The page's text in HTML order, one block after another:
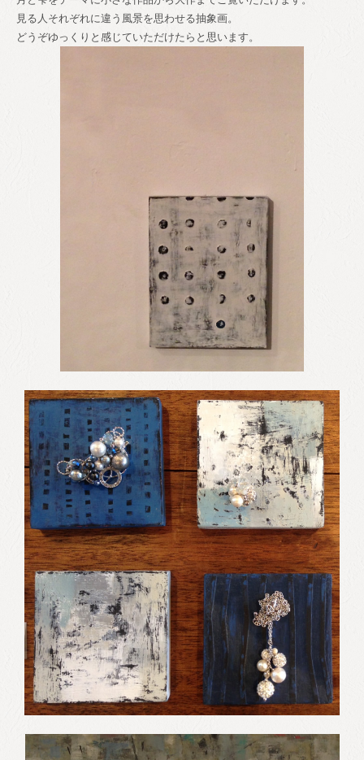
見る人それぞれに違う風景を思わせる抽象画。
どうぞゆっくりと感じていただけたらと思います。